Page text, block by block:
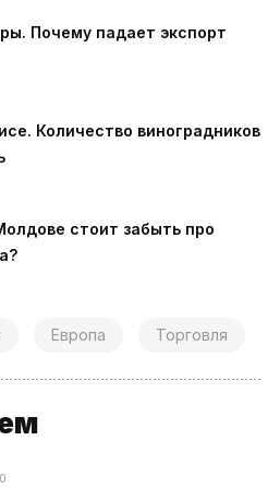
Почему падает экспорт
Количество виноградников
стоит забыть про
Европа Торговля